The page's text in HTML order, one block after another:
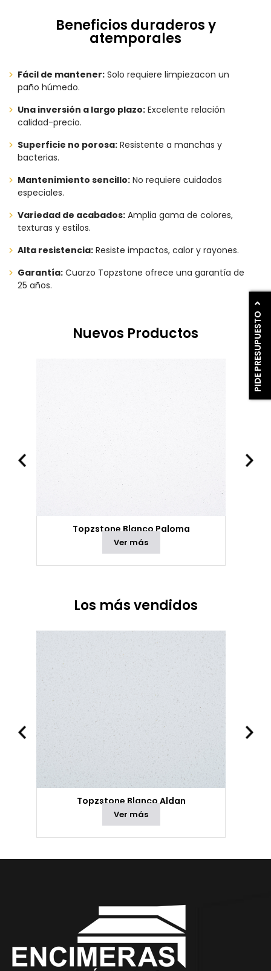
PIDE PRESUPUESTO
Beneficios duraderos y
atemporales
Fácil de mantener: Solo requiere limpiezacon un
paño húmedo.
Una inversión a largo plazo: Excelente relación
calidad-precio.
Superficie no porosa: Resistente a manchas y
bacterias.
Mantenimiento sencillo: No requiere cuidados
especiales.
Variedad de acabados: Amplia gama de colores,
texturas y estilos.
Alta resistencia: Resiste impactos, calor y rayones.
Garantía: Cuarzo Topzstone ofrece una garantía de
25 años.
Nuevos Productos
Topzstone Blanco Paloma
Ver más
Los más vendidos
Topzstone Blanco Aldan
Ver más